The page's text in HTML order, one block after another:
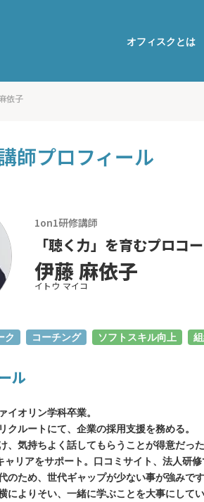
依子
師プロフィール
1on1研修講師
「聴く力」を育むプロコ
伊藤 麻依子
イトウ マイコ
ク コーチング ソフトスキル向上
ル
イオリン学科卒業。
クルートにて、企業の採用支援を務める。
、気持ちよく話してもらうことが得意だ
リアをサポート。口コミサイト、法人研
のため、世代ギャップが少ない事が強みです
によりそい、一緒に学ぶことを大事にしてい
オフィスクとは